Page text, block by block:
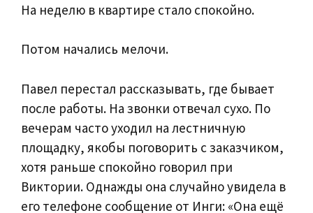
На неделю в квартире стало спокойно.
Потом начались мелочи.
Павел перестал рассказывать, где бывает
после работы. На звонки отвечал сухо. По
вечерам часто уходил на лестничную
площадку, якобы поговорить с заказчиком,
хотя раньше спокойно говорил при
Виктории. Однажды она случайно увидела в
его телефоне сообщение от Инги: «Она ещё